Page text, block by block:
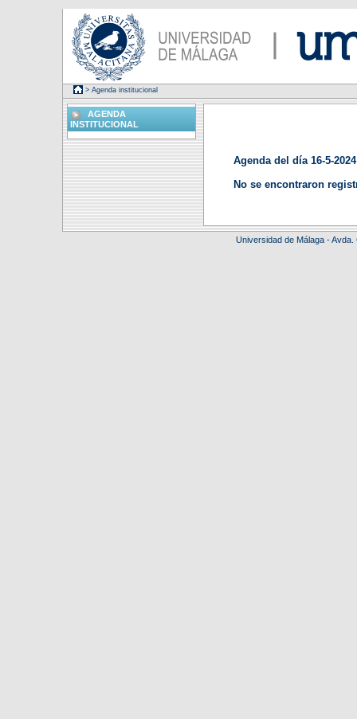
> Agenda institucional
Agenda del día 16-5-2024
No se encontraron
AGENDA
INSTITUCIONAL
Universidad de Málaga -